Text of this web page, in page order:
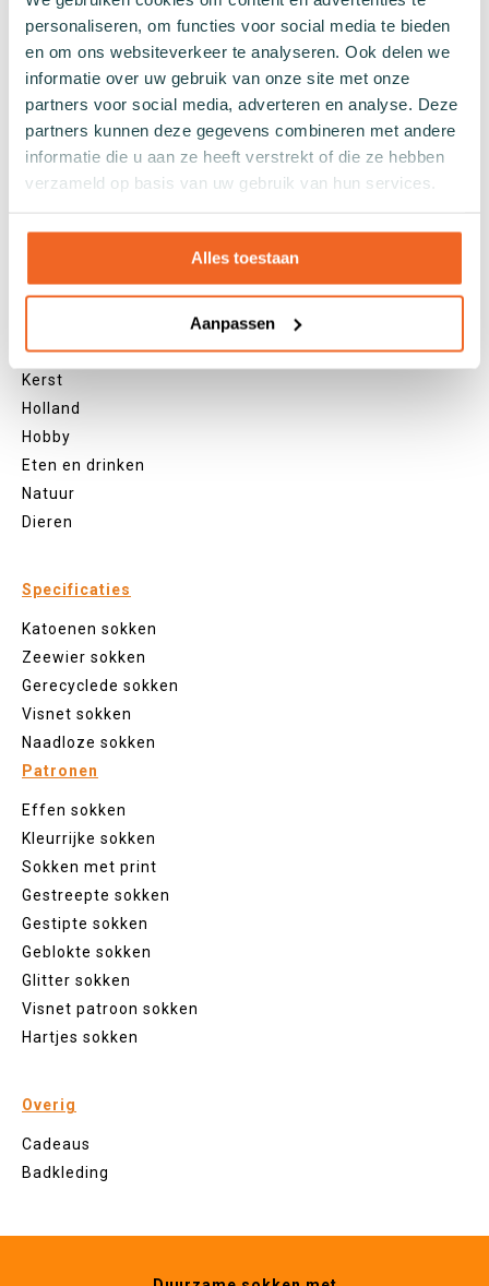
personaliseren, om functies voor social media te bieden
en om ons websiteverkeer te analyseren. Ook delen we
informatie over uw gebruik van onze site met onze
partners voor social media, adverteren en analyse. Deze
partners kunnen deze gegevens combineren met andere
informatie die u aan ze heeft verstrekt of die ze hebben
verzameld op basis van uw gebruik van hun services.
Alles toestaan
Aanpassen
Zwarte sokken
Grijze sokken
Gele sokken
Groene sokken
Oranje sokken
Rode sokken
Blauwe sokken
Kerst
Holland
Hobby
Eten en drinken
Natuur
Dieren
Specificaties
Katoenen sokken
Zeewier sokken
Gerecyclede sokken
Visnet sokken
Naadloze sokken
Patronen
Effen sokken
Kleurrijke sokken
Sokken met print
Gestreepte sokken
Gestipte sokken
Geblokte sokken
Glitter sokken
Visnet patroon sokken
Hartjes sokken
Overig
Cadeaus
Badkleding